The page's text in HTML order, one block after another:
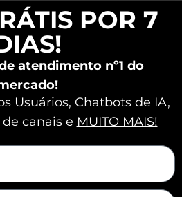
da Extensão
Autorizada
e
Autorizada,
oferece uma
crucial para
Esse recurso
POR 7
atendimento nº1 do
Usuários, Chatbots de IA,
canais e MUITO MAIS!